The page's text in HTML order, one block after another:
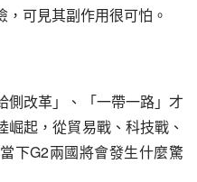
可見其副作用很可怕。
側改革」、「一帶一路」才
起，從貿易戰、科技戰、
下G2兩國將會發生什麼驚